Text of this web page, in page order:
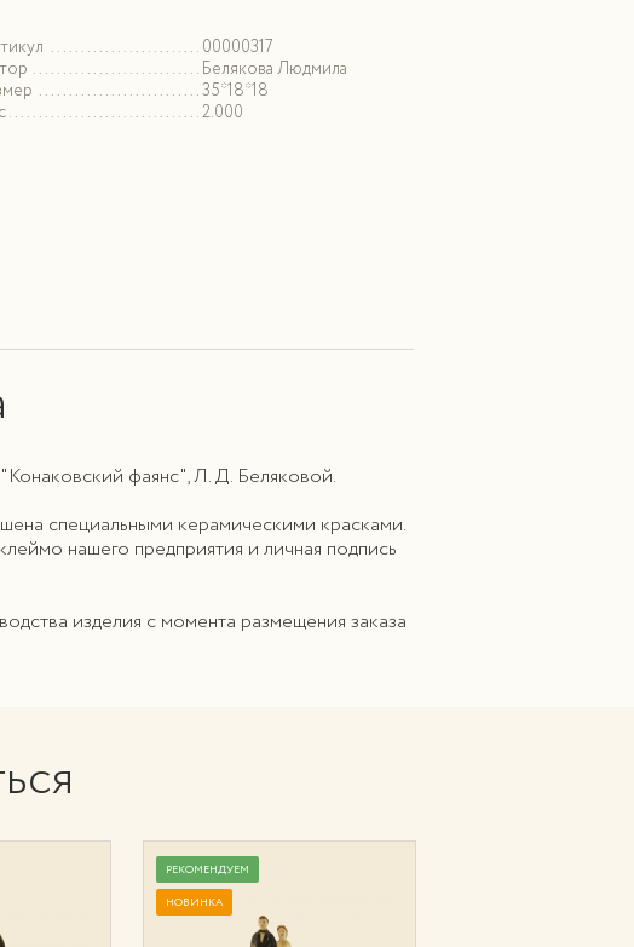
00000317
Белякова Людмила
35*18*18
2.000
фаянс", Л. Д. Беляковой.
специальными керамическими красками.
нашего предприятия и личная подпись
изделия с момента размещения заказа
РЕКОМЕНДУЕМ
НОВИНКА